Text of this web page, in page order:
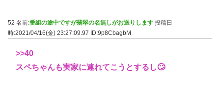
52 名前:番組の途中ですが翡翠の名無しがお送りします 投稿日
時:2021/04/16(金) 23:27:09.97 ID:9p8CbagbM
>>40
スペちゃんも実家に連れてこうとするし🙄